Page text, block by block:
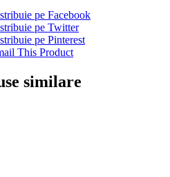
pe Facebook
pe Twitter
pe Pinterest
This Product
similare